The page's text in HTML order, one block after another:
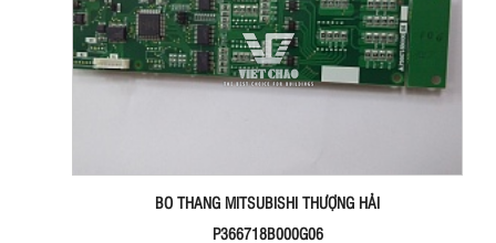
BO THANG MITSUBISHI THƯỢNG HẢI
P366718B000G06